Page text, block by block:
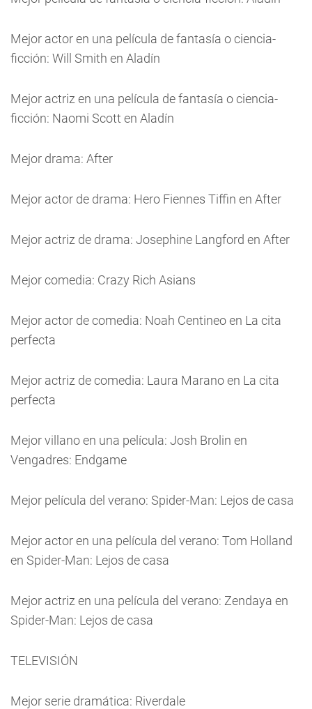
Mejor actor en una película de fantasía o ciencia-
ficción: Will Smith en Aladín
Mejor actriz en una película de fantasía o ciencia-
ficción: Naomi Scott en Aladín
Mejor drama: After
Mejor actor de drama: Hero Fiennes Tiffin en After
Mejor actriz de drama: Josephine Langford en After
Mejor comedia: Crazy Rich Asians
Mejor actor de comedia: Noah Centineo en La cita
perfecta
Mejor actriz de comedia: Laura Marano en La cita
perfecta
Mejor villano en una película: Josh Brolin en
Vengadres: Endgame
Mejor película del verano: Spider-Man: Lejos de casa
Mejor actor en una película del verano: Tom Holland
en Spider-Man: Lejos de casa
Mejor actriz en una película del verano: Zendaya en
Spider-Man: Lejos de casa
TELEVISIÓN
Mejor serie dramática: Riverdale